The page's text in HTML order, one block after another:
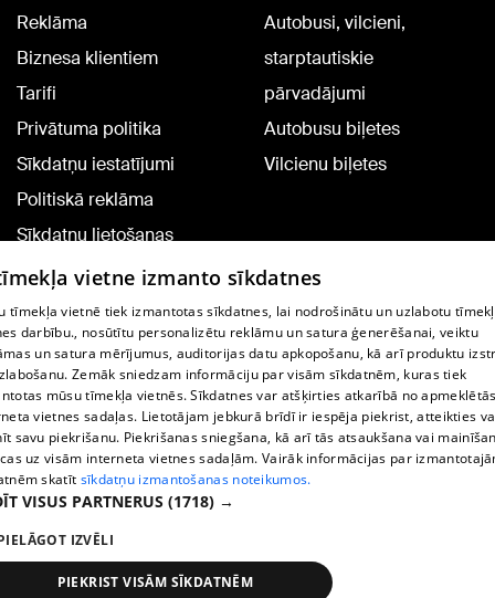
Reklāma
Biznesa klientiem
Tarifi
Privātuma politika
Sīkdatņu iestatījumi
Politiskā reklāma
Sīkdatņu lietošanas
noteikumi
Komentāru pievienošana
Autobusi, vilcieni,
starptautiskie
pārvadājumi
Autobusu biļetes
Vilcienu biļetes
TV programma
Līguma noteikumi
360 Ziņu kontakti
Helio Media
Portāla palīdzības dienests: e-pasts -
All rights reserved.
vietne izmanto sīkdatnes
tīmekļa vietnē tiek izmantotas sīkdatnes, lai nodrošinātu un uzlabotu
darbību., nosūtītu personalizētu reklāmu un satura ģenerēšanai, veiktu
un satura mērījumus, auditorijas datu apkopošanu, kā arī produktu
Zemāk sniedzam informāciju par visām sīkdatnēm, kuras tiek
mūsu tīmekļa vietnēs. Sīkdatnes var atšķirties atkarībā no
vietnes sadaļas. Lietotājam jebkurā brīdī ir iespēja piekrist, atteikties
savu piekrišanu. Piekrišanas sniegšana, kā arī tās atsaukšana vai
uz visām interneta vietnes sadaļām. Vairāk informācijas par
skatīt sīkdatņu izmantošanas noteikumos.
VISUS PARTNERUS (1718) →
IZVĒLI
PIEKRIST VISĀM SĪKDATNĒM